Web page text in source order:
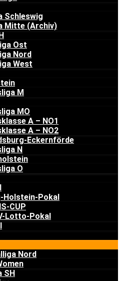
Schleswig
Mitte (Archiv)
Ost
Nord
West
M
MO
A – NO1
A – NO2
Eckernförde
N
O
Holstein-Pokal
CUP
Lotto-Pokal
Nord
SH